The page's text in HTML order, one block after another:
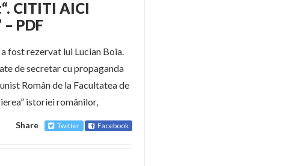
CITITI AICI
PDF
fost rezervat lui Lucian Boia.
de secretar cu propaganda
Român de la Facultatea de
istoriei românilor,
Share Twitter Facebook